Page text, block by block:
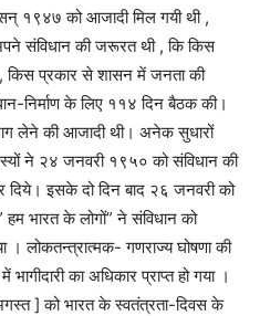
१९४७ को आजादी मिल गयी थी ,
संविधान की जरूरत थी , कि किस
किस प्रकार से शासन में जनता की
निर्माण के लिए ११४ दिन बैठक की।
लेने की आजादी थी। अनेक सुधारों
ने २४ जनवरी १९५० को संविधान की
दिये। इसके दो दिन बाद २६ जनवरी को
भारत के लोगों” ने संविधान को
। लोकतन्त्रात्मक- गणराज्य घोषणा की
का अधिकार प्राप्त हो गया ।
] को भारत के स्वतंत्रता-दिवस के